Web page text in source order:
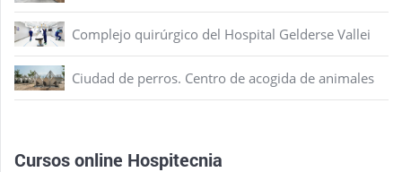
Complejo quirúrgico del Hospital Gelderse Vallei
Ciudad de perros. Centro de acogida de animales
Cursos online Hospitecnia